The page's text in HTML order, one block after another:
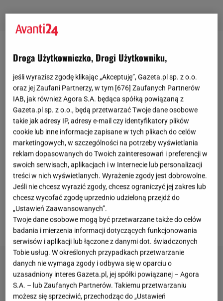
Najciekawsze torebki od Estro: shopper
Niezależnie jakiejtorebkiwłaśnie szukasz, na pewno
znajdziesz ją w Estro, bo wybór świetnych
produktów jest naprawdę ogromny. W pierwszej
części artykułu postanowiliśmy skupić się na
praktycznych shopperkach, które sprawdzą się na co
dzień i pomieszczą wszystkie niezbędne ci
przedmioty. Jeśli uwielbiasz klasykę i
elegancję, brąz będzie twoim sprzymierzeńcem, a
zdecydowanie jest w czym wybierać! Camelowy,
czekolada, a może kolor cappucino? Wybierz swój
ulubiony odcień.
Droga Użytkowniczko, Drogi Użytkowniku,
jeśli wyrazisz zgodę klikając „Akceptuję”, Gazeta.pl sp. z o.o.
oraz jej Zaufani Partnerzy, w tym [676] Zaufanych Partnerów
IAB, jak również Agora S.A. będąca spółką powiązaną z
Gazeta.pl sp. z o.o., będą przetwarzać Twoje dane osobowe
takie jak adresy IP, adresy e-mail czy identyfikatory plików
cookie lub inne informacje zapisane w tych plikach do celów
marketingowych, w szczególności na potrzeby wyświetlania
reklam dopasowanych do Twoich zainteresowań i preferencji w
swoich serwisach, aplikacjach i w Internecie lub personalizacji
treści w nich wyświetlanych. Wyrażenie zgody jest dobrowolne.
Jeśli nie chcesz wyrazić zgody, chcesz ograniczyć jej zakres lub
chcesz wycofać zgodę uprzednio udzieloną przejdź do
„Ustawień Zaawansowanych”.
Twoje dane osobowe mogą być przetwarzane także do celów
badania i mierzenia informacji dotyczących funkcjonowania
serwisów i aplikacji lub łączone z danymi dot. świadczonych
Tobie usług. W określonych przypadkach przetwarzanie
danych nie wymaga zgody i odbywa się w oparciu o
uzasadniony interes Gazeta.pl, jej spółki powiązanej – Agora
S.A. – lub Zaufanych Partnerów. Takiemu przetwarzaniu
możesz się sprzeciwić, przechodząc do „Ustawień